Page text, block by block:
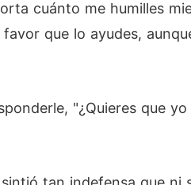
cuánto me humilles
que lo ayudes,
"¿Quieres que